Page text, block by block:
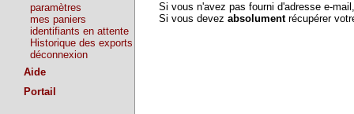
paramètres
mes paniers
identifiants en attente
Historique des exports
déconnexion
Aide
Portail
Si vous n'avez pas fourni d'adresse e-
Si vous devez absolumentrécupérer